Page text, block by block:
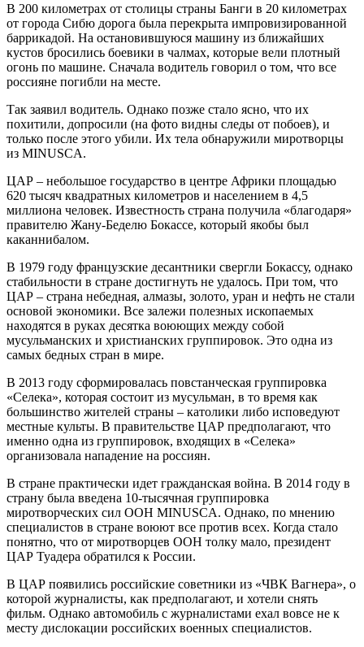
В 200 километрах от столицы страны Банги в 20 километрах
от города Сибю дорога была перекрыта импровизированной
баррикадой. На остановившуюся машину из ближайших
кустов бросились боевики в чалмах, которые вели плотный
огонь по машине. Сначала водитель говорил о том, что все
россияне погибли на месте.
Так заявил водитель. Однако позже стало ясно, что их
похитили, допросили (на фото видны следы от побоев), и
только после этого убили. Их тела обнаружили миротворцы
из MINUSCA.
ЦАР – небольшое государство в центре Африки площадью
620 тысяч квадратных километров и населением в 4,5
миллиона человек. Известность страна получила «благодаря»
правителю Жану-Беделю Бокассе, который якобы был
каканнибалом.
В 1979 году французские десантники свергли Бокассу, однако
стабильности в стране достигнуть не удалось. При том, что
ЦАР – страна небедная, алмазы, золото, уран и нефть не стали
основой экономики. Все залежи полезных ископаемых
находятся в руках десятка воюющих между собой
мусульманских и христианских группировок. Это одна из
самых бедных стран в мире.
В 2013 году сформировалась повстанческая группировка
«Селека», которая состоит из мусульман, в то время как
большинство жителей страны – католики либо исповедуют
местные культы. В правительстве ЦАР предполагают, что
именно одна из группировок, входящих в «Селека»
организовала нападение на россиян.
В стране практически идет гражданская война. В 2014 году в
страну была введена 10-тысячная группировка
миротворческих сил ООН MINUSCA. Однако, по мнению
специалистов в стране воюют все против всех. Когда стало
понятно, что от миротворцев ООН толку мало, президент
ЦАР Туадера обратился к России.
В ЦАР появились российские советники из «ЧВК Вагнера», о
которой журналисты, как предполагают, и хотели снять
фильм. Однако автомобиль с журналистами ехал вовсе не к
месту дислокации российских военных специалистов.